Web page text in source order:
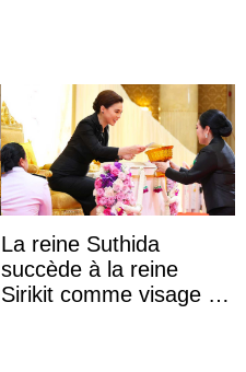
La reine Suthida
succède à la reine
Sirikit comme visage de